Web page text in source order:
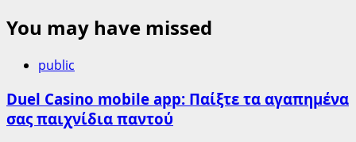
You may have missed
public
Duel Casino mobile app: Παίξτε τα αγαπημένα
σας παιχνίδια παντού